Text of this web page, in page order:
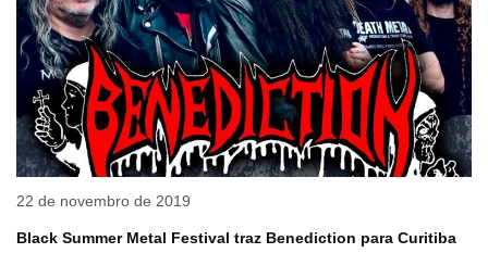
22 de novembro de 2019
Black Summer Metal Festival traz Benediction para Curitiba